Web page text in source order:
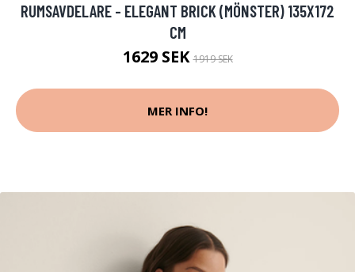
RUMSAVDELARE - ELEGANT BRICK (MÖNSTER) 135X172
CM
1629 SEK1919 SEK
MER INFO!